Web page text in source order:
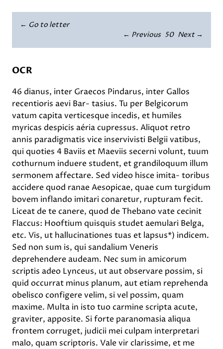
← Go to letter
← Previous 50 Next →
OCR
46 dianus, inter Graecos Pindarus, inter Gallos
recentioris aevi Bar- tasius. Tu per Belgicorum
vatum capita verticesque incedis, et humiles
myricas despicis aéria cupressus. Aliquot retro
annis paradigmatis vice inservivisti Belgii vatibus,
qui quoties 4 Baviis et Maeviis secerni volunt, tuum
cothurnum induere student, et grandiloquum illum
sermonem affectare. Sed video hisce imita- toribus
accidere quod ranae Aesopicae, quae cum turgidum
bovem inflando imitari conaretur, rupturam fecit.
Liceat de te canere, quod de Thebano vate cecinit
Flaccus: Hooftium quisquis studet aemulari Belga,
etc. Vis, ut hallucinationes tuas et lapsus*) indicem.
Sed non sum is, qui sandalium Veneris
deprehendere audeam. Nec sum in amicorum
scriptis adeo Lynceus, ut aut observare possim, si
quid occurrat minus planum, aut etiam reprehenda
obelisco configere velim, si vel possim, quam
maxime. Multa in isto tuo carmine scripta acute,
graviter, apposite. Si forte paranomasia aliqua
frontem corruget, judicii mei culpam interpretari
malo, quam scriptoris. Vale vir clarissime, et me